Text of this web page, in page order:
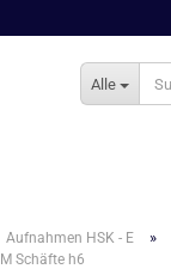
Alle
Aufnahmen HSK - E »
Schäfte h6